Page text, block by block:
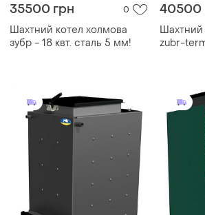
35500 грн 0
Шахтний котел холмова
зубр - 18 квт. сталь 5 мм!
40500
Шахтний
zubr-